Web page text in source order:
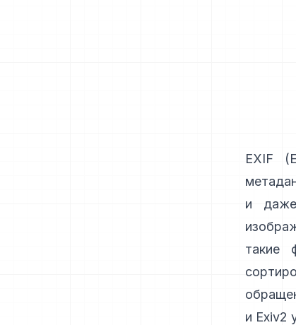
EXIF
и
такие
и Exiv2